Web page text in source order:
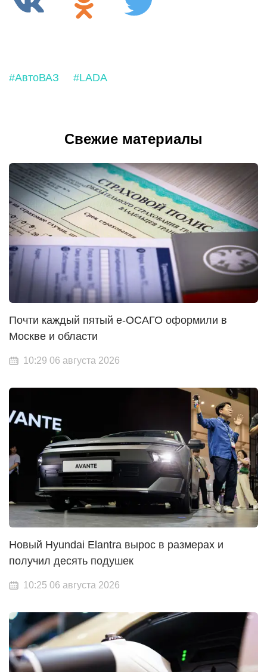
#АвтоВАЗ #LADA
Свежие материалы
Почти каждый пятый е-ОСАГО оформили в
Москве и области
10:29 06 августа 2026
Новый Hyundai Elantra вырос в размерах и
получил десять подушек
10:25 06 августа 2026